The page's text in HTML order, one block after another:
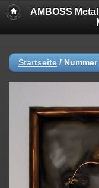
AMBOSS
Startseite /